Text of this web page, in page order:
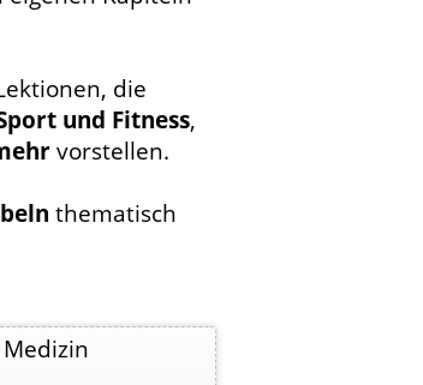
die
und Fitness,
vorstellen.
thematisch